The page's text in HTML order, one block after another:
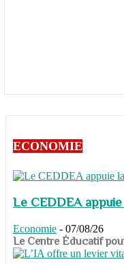
ECONOMIE
Le CEDDEA
Economie - 07/08/26
​​​​​​​Le Centre Éducatif